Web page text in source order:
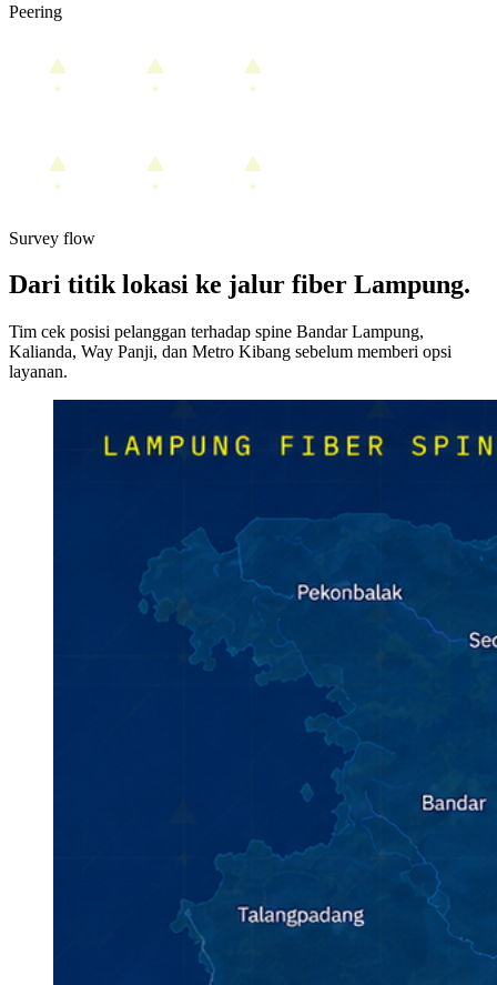
Peering
Survey flow
Dari titik lokasi ke jalur fiber Lampung.
Tim cek posisi pelanggan terhadap spine Bandar Lampung,
Kalianda, Way Panji, dan Metro Kibang sebelum memberi opsi
layanan.